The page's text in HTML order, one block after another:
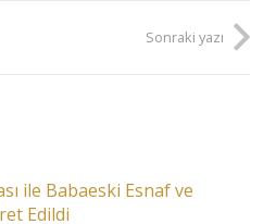
Sonraki yazı
ile Babaeski Esnaf ve
Edildi